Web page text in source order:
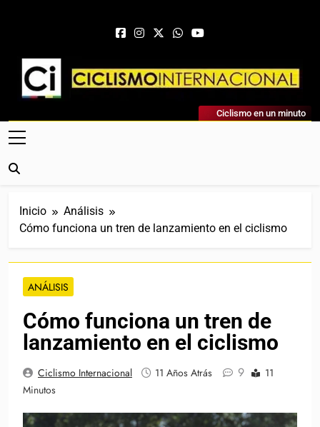
Ciclismo Internacional
Web Dedicada Al Ciclismo Mundial. Entrevistas, Análisis,
Crónicas, Previas Y Más. La Web Ciclista De Referencia.
Ciclismo en un minuto
Inicio
Análisis
Cómo funciona un tren de lanzamiento en el ciclismo
ANÁLISIS
Cómo funciona un tren de
lanzamiento en el ciclismo
Ciclismo Internacional 11 Años Atrás 9
11
Minutos